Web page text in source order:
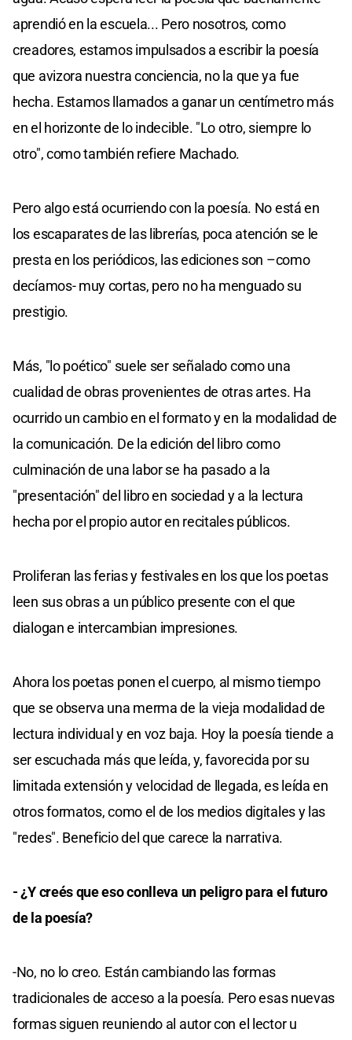
aprendió en la escuela... Pero nosotros, como
creadores, estamos impulsados a escribir la poesía
que avizora nuestra conciencia, no la que ya fue
hecha. Estamos llamados a ganar un centímetro más
en el horizonte de lo indecible. "Lo otro, siempre lo
otro", como también refiere Machado.
Pero algo está ocurriendo con la poesía. No está en
los escaparates de las librerías, poca atención se le
presta en los periódicos, las ediciones son –como
decíamos- muy cortas, pero no ha menguado su
prestigio.
Más, "lo poético" suele ser señalado como una
cualidad de obras provenientes de otras artes. Ha
ocurrido un cambio en el formato y en la modalidad de
la comunicación. De la edición del libro como
culminación de una labor se ha pasado a la
"presentación" del libro en sociedad y a la lectura
hecha por el propio autor en recitales públicos.
Proliferan las ferias y festivales en los que los poetas
leen sus obras a un público presente con el que
dialogan e intercambian impresiones.
Ahora los poetas ponen el cuerpo, al mismo tiempo
que se observa una merma de la vieja modalidad de
lectura individual y en voz baja. Hoy la poesía tiende a
ser escuchada más que leída, y, favorecida por su
limitada extensión y velocidad de llegada, es leída en
otros formatos, como el de los medios digitales y las
"redes". Beneficio del que carece la narrativa.
- ¿Y creés que eso conlleva un peligro para el futuro
de la poesía?
-No, no lo creo. Están cambiando las formas
tradicionales de acceso a la poesía. Pero esas nuevas
formas siguen reuniendo al autor con el lector u